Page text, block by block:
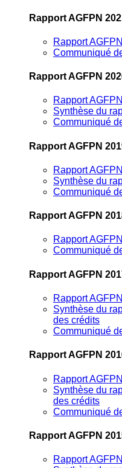
Rapport AGFPN
Rapport
Communiqué
Rapport AGFPN
Rapport
Synthèse du
Communiqué
Rapport AGFPN
Rapport
Synthèse du
Communiqué
Rapport AGFPN
Rapport
Communiqué
Rapport AGFPN
Rapport
Synthèse du
des crédits
Communiqué
Rapport AGFPN
Rapport
Synthèse du
des crédits
Communiqué
Rapport AGFPN
Rapport